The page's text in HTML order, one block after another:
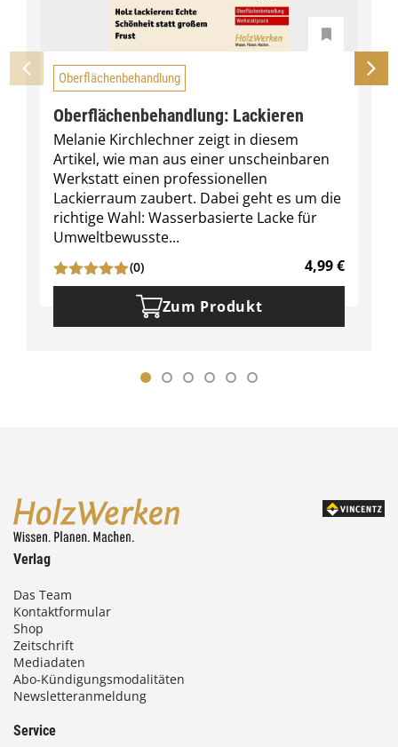
Oberflächenbehandlung
Oberflächenbehandlung: Lackieren
Melanie Kirchlechner zeigt in diesem
Artikel, wie man aus einer unscheinbaren
Werkstatt einen professionellen
Lackierraum zaubert. Dabei geht es um die
richtige Wahl: Wasserbasierte Lacke für
Umweltbewusste...
(0) 4,99€
Zum Produkt
Verlag
Das Team
Kontaktformular
Shop
Zeitschrift
Mediadaten
Abo-Kündigungsmodalitäten
Newsletteranmeldung
Service